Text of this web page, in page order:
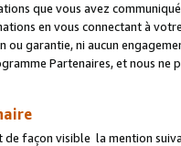
que vous avez
en vous connectant à
ou garantie, ni aucun
Partenaires, et nous
façon visible la mention